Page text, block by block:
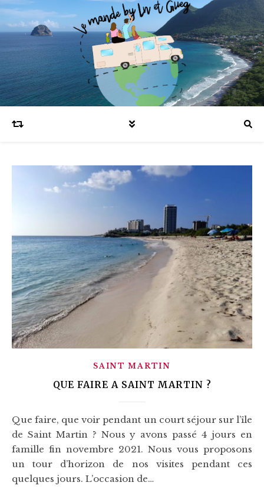
Blog voyages en famille et expatriation
SAINT MARTIN
QUE FAIRE A SAINT MARTIN ?
Que faire, que voir pendant un court séjour sur l’île
de Saint Martin ? Nous y avons passé 4 jours en
famille fin novembre 2021. Nous vous proposons
un tour d’horizon de nos visites pendant ces
quelques jours. L’occasion de…